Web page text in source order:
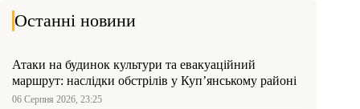
Останні новини
Атаки на будинок культури та евакуаційний
маршрут: наслідки обстрілів у Куп’янському районі
06 Серпня 2026, 23:25